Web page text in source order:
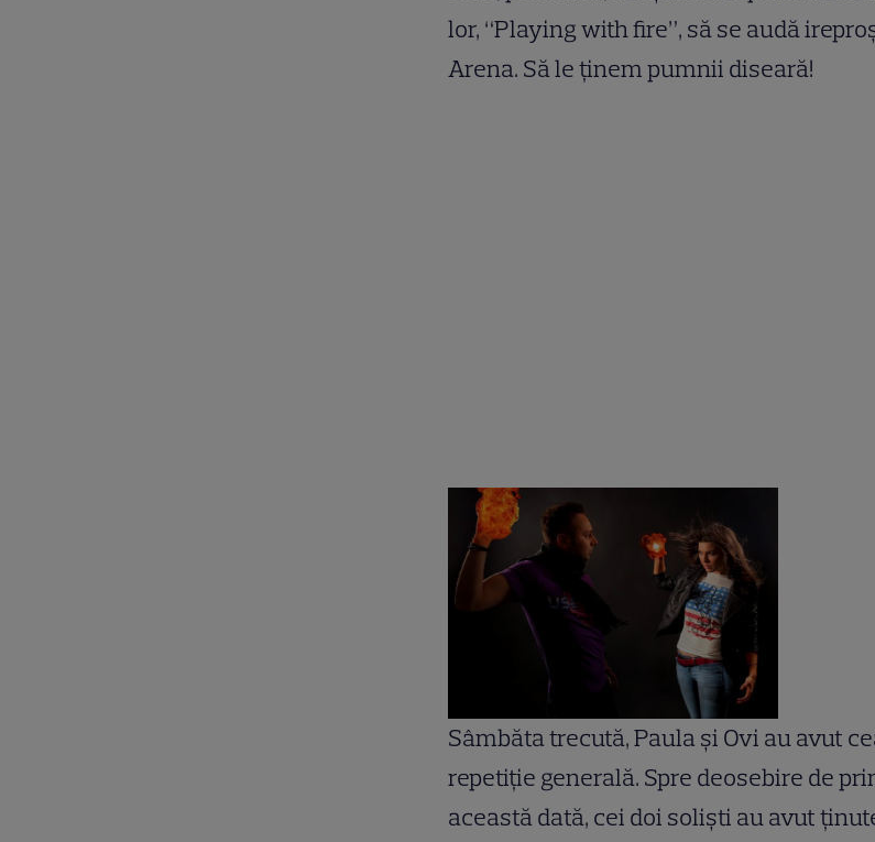
lor, “Playing with fire”, să se audă
Arena. Să le ţinem pumnii diseară!
Sâmbăta trecută, Paula şi Ovi au avut
repetiţie generală. Spre deosebire de
această dată, cei doi solişti au avut